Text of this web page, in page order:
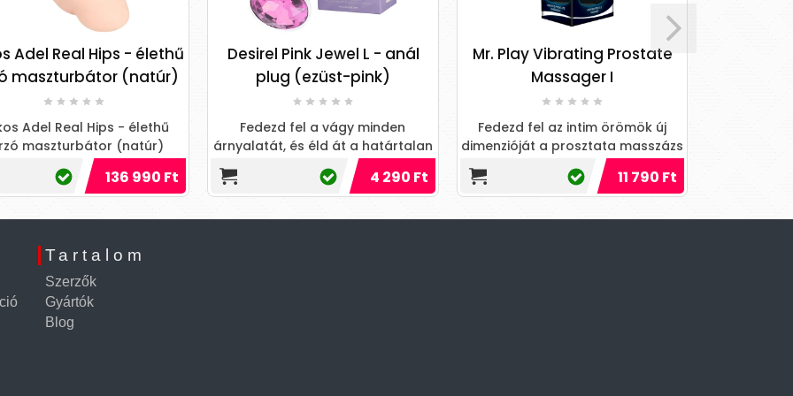
Adel Real Hips - élethű
maszturbátor (natúr)
Adel Real Hips - élethű
maszturbátor (natúr)
136 990 Ft
Desirel Pink Jewel L - anál
plug (ezüst-pink)
Fedezd fel a vágy minden
árnyalatát, és éld át a határtalan
izgalmat ezzel a varázslatos
kiegészítővel!
4 290 Ft
Mr. Play Vibrating Prostate
Massager I
Fedezd fel az intim örömök új
dimenzióját a prosztata masszázs
varázsával!
11 790 Ft
Tartalom
Szerzők
Gyártók
Blog